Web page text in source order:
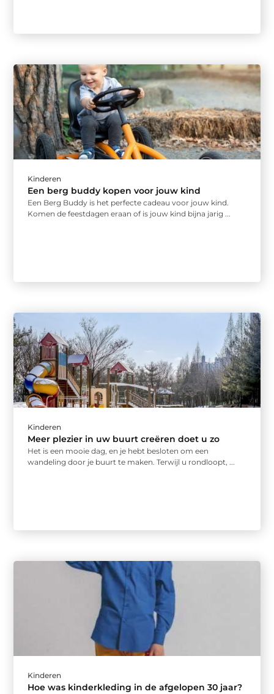
Kinderen
Een berg buddy kopen voor jouw kind
Een Berg Buddy is het perfecte cadeau voor jouw kind.
Komen de feestdagen eraan of is jouw kind bijna jarig ...
Kinderen
Meer plezier in uw buurt creëren doet u zo
Het is een mooie dag, en je hebt besloten om een
wandeling door je buurt te maken. Terwijl u rondloopt, ...
Kinderen
Hoe was kinderkleding in de afgelopen 30 jaar?